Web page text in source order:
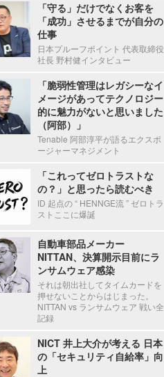
「守る」だけでなくお客を
「成功」させるまでが自分の
仕事
日本プルーフポイント 代表取締役
社長 野村健インタビュー
「脆弱性管理はレガシーなイ
メージがあってテクノロジー
的に魅力がないと思いました
（阿部）」
Tenable 阿部淳平が語るエクスポ
ージャーマネジメント
「これってゼロトラストな
の？」と思ったら読むべき
ID 起点の “ HENNGE流 ” ゼロトラ
ストここに爆誕
自動車部品メーカー
NITTAN、決算開示目前にラ
ンサムウェア感染
それは朝出社してタイムカードを
押せないことからはじまった。
NITTAN vs ランサムウェア 戦い全
記録
NICT 井上大介が考える 日本
の「セキュリティ自給率」向
上